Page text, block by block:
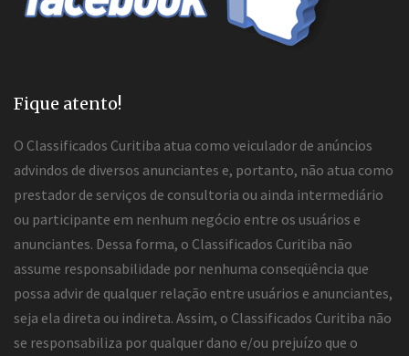
Fique atento!
O Classificados Curitiba atua como veiculador de anúncios
advindos de diversos anunciantes e, portanto, não atua como
prestador de serviços de consultoria ou ainda intermediário
ou participante em nenhum negócio entre os usuários e
anunciantes. Dessa forma, o Classificados Curitiba não
assume responsabilidade por nenhuma conseqüência que
possa advir de qualquer relação entre usuários e anunciantes,
seja ela direta ou indireta. Assim, o Classificados Curitiba não
se responsabiliza por qualquer dano e/ou prejuízo que o